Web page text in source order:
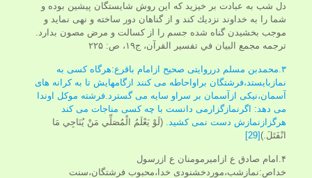
دل شب به عبادت بر خيزيد كه اين روش شايستگان پيشين بوده و
شما را به خداوند نزديك كند و از گناهان دور ساخته و نهى نمايد و
موجب بخشيدن گناه شده جسم را از كسالت و مرض مصون بدارد.
ترجمه مجمع البيان في تفسير القرآن، ج‏۱۹، ص: ۲۲۵
۳.محمدبن مسلم درروایتی صحیح ازامام باقرع:هرگاه کسی به
نمازبایستد،فرشتگان براواحاطه می کنند ازگامهایش تا به کرانه های
آسمان،نیکی ازآسمان بر سراو سایه می گسترد.فرشته موکل اوندا
می دهد: اگرنمازگزارمی دانست با چه کسی مناجات می کند
هرگزازنمازش دست نمی کشید. (لَوْ يَعْلَمُ الْمُصَلِّي مَنْ يُنَاجِي مَا
انْفَتَلَ.)[29]
۴.امام صادق ع ازامیرمومنان ع ازرسول
خداص:نمازشب،موردخشنودی خدا،محبوب فرشتگان،سنت